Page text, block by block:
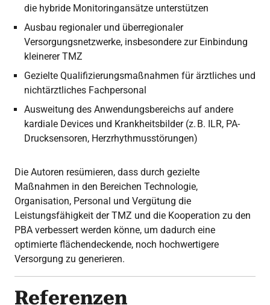
die hybride Monitoringansätze unterstützen
Ausbau regionaler und überregionaler
Versorgungsnetzwerke, insbesondere zur Einbindung
kleinerer TMZ
Gezielte Qualifizierungsmaßnahmen für ärztliches und
nichtärztliches Fachpersonal
Ausweitung des Anwendungsbereichs auf andere
kardiale Devices und Krankheitsbilder (z. B. ILR, PA-
Drucksensoren, Herzrhythmusstörungen)
Die Autoren resümieren, dass durch gezielte
Maßnahmen in den Bereichen Technologie,
Organisation, Personal und Vergütung die
Leistungsfähigkeit der TMZ und die Kooperation zu den
PBA verbessert werden könne, um dadurch eine
optimierte flächendeckende, noch hochwertigere
Versorgung zu generieren.
Referenzen